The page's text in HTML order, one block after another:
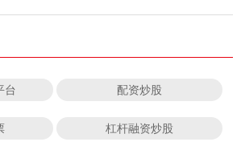
台 配资炒股
杠杆融资炒股